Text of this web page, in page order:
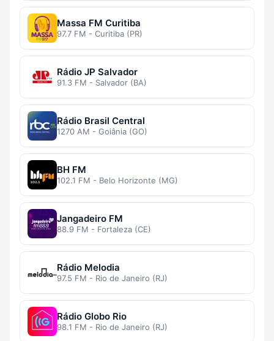
Massa FM Curitiba
97.7 FM - Curitiba (PR)
Rádio JP Salvador
91.3 FM - Salvador (BA)
Rádio Brasil Central
1270 AM - Goiânia (GO)
BH FM
102.1 FM - Belo Horizonte (MG)
Jangadeiro FM
88.9 FM - Fortaleza (CE)
Rádio Melodia
97.5 FM - Rio de Janeiro (RJ)
Rádio Globo Rio
98.1 FM - Rio de Janeiro (RJ)